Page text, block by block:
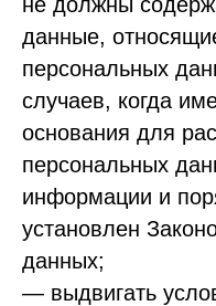
данные,
персональных
случаев, когда
основания для
персональных
информации и
установлен
данных;
— выдвигать